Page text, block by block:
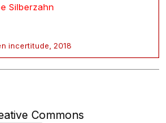
Silberzahn
incertitude, 2018
Commons